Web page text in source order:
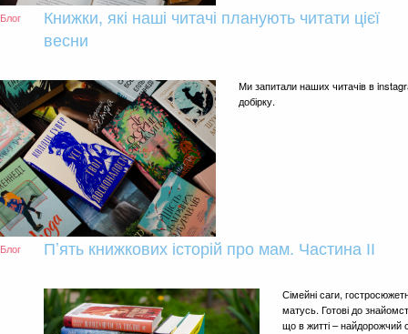
Блог
Книжки, які наші читачі планують читати цієї
весни
Ми запитали наших читачів в
добірку.
Блог П’ять книжкових історій про мам. Частина ІІ
Сімейні саги,
матусь. Готові до
що в житті – найдорожчий